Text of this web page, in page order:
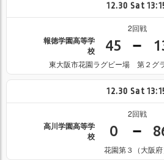
12.30 Sat
2回戦
報徳学園高等学
校
45
東大阪市花園ラグビー場 第２グ
12.30 Sat
2回戦
高川学園高等学
校
0
花園第３（大阪府